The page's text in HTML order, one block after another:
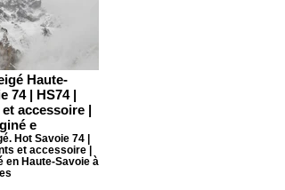
Haute-
74 | HS74 |
accessoire |
e
Hot Savoie 74 |
et accessoire |
en Haute-Savoie à